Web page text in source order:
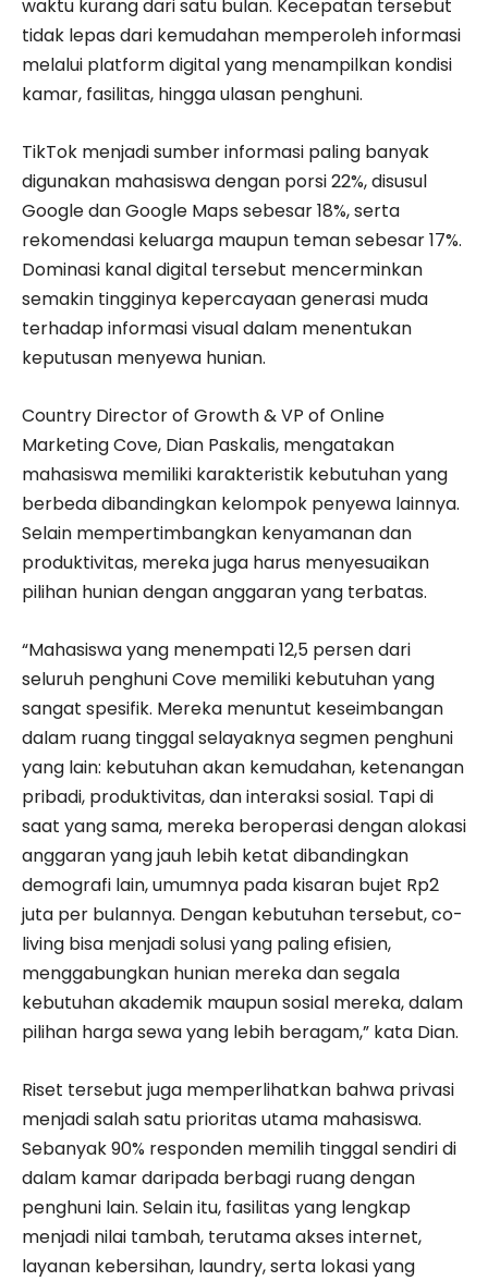
waktu kurang dari satu bulan. Kecepatan tersebut
tidak lepas dari kemudahan memperoleh informasi
melalui platform digital yang menampilkan kondisi
kamar, fasilitas, hingga ulasan penghuni.
TikTok menjadi sumber informasi paling banyak
digunakan mahasiswa dengan porsi 22%, disusul
Google dan Google Maps sebesar 18%, serta
rekomendasi keluarga maupun teman sebesar 17%.
Dominasi kanal digital tersebut mencerminkan
semakin tingginya kepercayaan generasi muda
terhadap informasi visual dalam menentukan
keputusan menyewa hunian.
Country Director of Growth & VP of Online
Marketing Cove, Dian Paskalis, mengatakan
mahasiswa memiliki karakteristik kebutuhan yang
berbeda dibandingkan kelompok penyewa lainnya.
Selain mempertimbangkan kenyamanan dan
produktivitas, mereka juga harus menyesuaikan
pilihan hunian dengan anggaran yang terbatas.
“Mahasiswa yang menempati 12,5 persen dari
seluruh penghuni Cove memiliki kebutuhan yang
sangat spesifik. Mereka menuntut keseimbangan
dalam ruang tinggal selayaknya segmen penghuni
yang lain: kebutuhan akan kemudahan, ketenangan
pribadi, produktivitas, dan interaksi sosial. Tapi di
saat yang sama, mereka beroperasi dengan alokasi
anggaran yang jauh lebih ketat dibandingkan
demografi lain, umumnya pada kisaran bujet Rp2
juta per bulannya. Dengan kebutuhan tersebut, co-
living bisa menjadi solusi yang paling efisien,
menggabungkan hunian mereka dan segala
kebutuhan akademik maupun sosial mereka, dalam
pilihan harga sewa yang lebih beragam,” kata Dian.
Riset tersebut juga memperlihatkan bahwa privasi
menjadi salah satu prioritas utama mahasiswa.
Sebanyak 90% responden memilih tinggal sendiri di
dalam kamar daripada berbagi ruang dengan
penghuni lain. Selain itu, fasilitas yang lengkap
menjadi nilai tambah, terutama akses internet,
layanan kebersihan, laundry, serta lokasi yang